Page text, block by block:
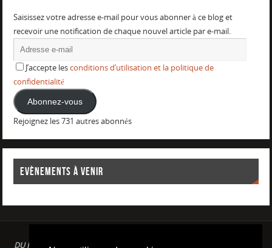
Saisissez votre adresse e-mail pour vous abonner à ce blog et
recevoir une notification de chaque nouvel article par e-mail.
J’accepte lesconditions d’utilisation et la politique de
confidentialité
Abonnez-vous
Rejoignez les 731 autres abonnés
EVÈNEMENTS À VENIR
DU PLAISIR DANS LE SPORT LOISIR A LA COMPETITION : AQUAGYM /